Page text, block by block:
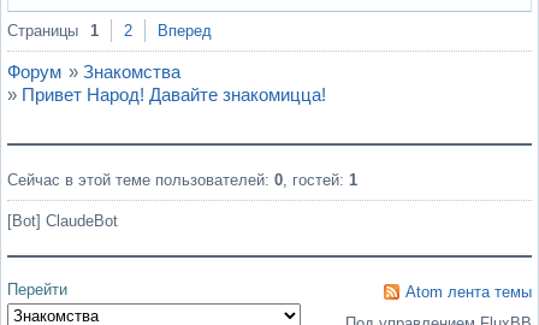
Вне форума
Страницы 1 2 Вперед
Форум » Знакомства
» Привет Народ! Давайте знакомицца!
Сейчас в этой теме пользователей: 0, гостей: 1
[Bot] ClaudeBot
Перейти
Atom лента темы